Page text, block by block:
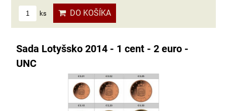
ks DO KOŠÍKA
Sada Lotyšsko 2014 - 1 cent - 2 euro -
UNC